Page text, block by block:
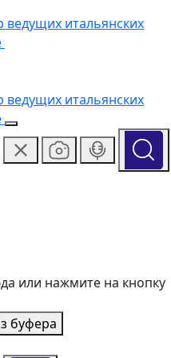
итальянских
итальянских
или нажмите на кнопку
буфера